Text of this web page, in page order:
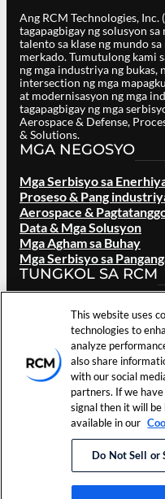
Ang RCM Technologies, Inc.
tagapagbigay ng solusyon
talento sa klase ng mundo
merkado. Tumutulong kami
ng mga industriya ng bukas,
intersection ng mga
at modernisasyon ng mga
tagapagbigay ng mga
Aerospace & Defense,
& Solutions.
MGA NEGOSYO
Mga Serbisyo sa
Proseso & Pang
Aerospace &
Data & Mga Solusyon
Mga Agham sa Buhay
Mga Serbisyo sa
TUNGKOL SA RCM
Ang aming Tatak
Mga Lokasyon
Mga Karera
Mga namumuhunan
Balita at mga Kaganapan
Mga Sanggunian
Makipag ugnay sa Amin
RCM Technologies,
Inc. Nakalaan ang Lahat ng
Karapatan.
This website uses
technologies to
analyze
also share
with our social
partners. If we
signal then it will
available in our
Do Not Sell or